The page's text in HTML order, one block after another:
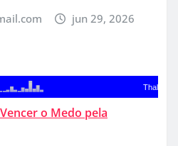
jun 29, 2026
o Medo pela